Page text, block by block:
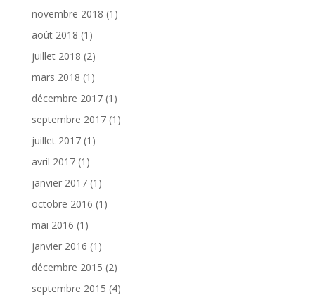
novembre 2018 (1)
août 2018 (1)
juillet 2018 (2)
mars 2018 (1)
décembre 2017(1)
septembre 2017(1)
juillet 2017(1)
avril 2017(1)
janvier 2017(1)
octobre 2016 (1)
mai 2016 (1)
janvier 2016 (1)
décembre 2015 (2)
septembre 2015 (4)